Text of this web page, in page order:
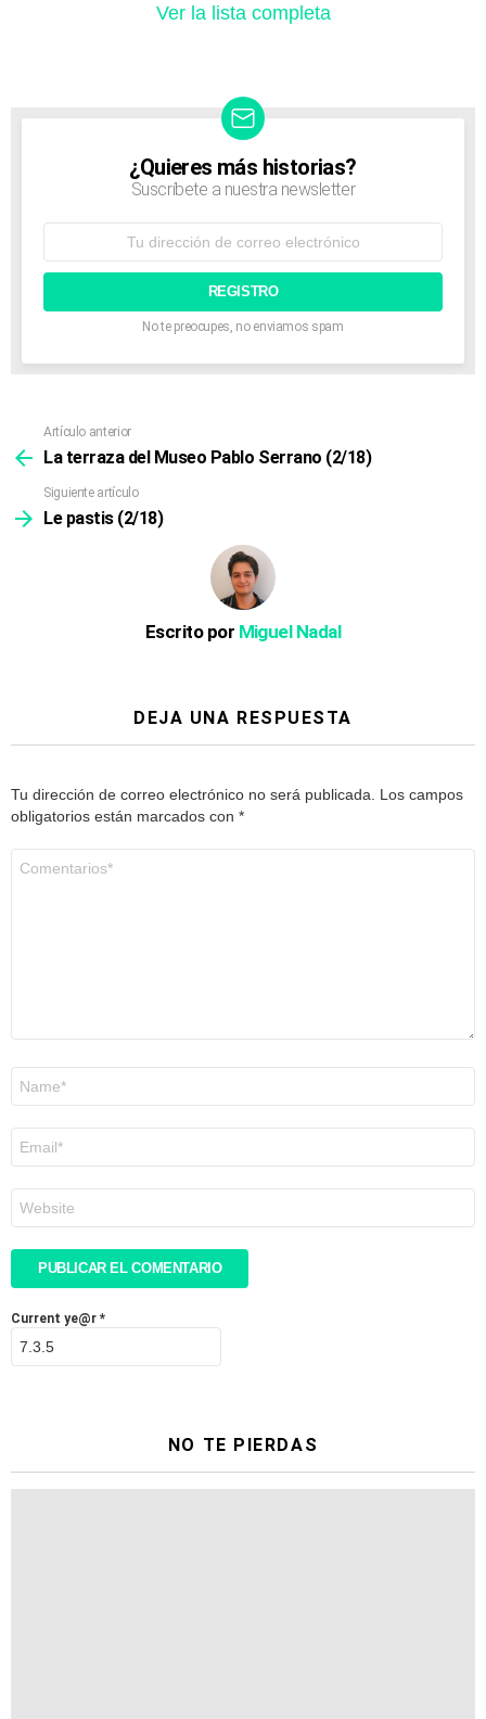
g
Ver la lista completa
NEWSLETTER¿Quieres más historias?
Suscríbete a nuestra newsletter
correo
No te preocupes, no enviamos spam
más
Artículo anterior
La terraza del Museo Pablo Serrano (2/18)
Siguiente artículo
Le pastis (2/18)
Escrito por Miguel Nadal
DEJA UNA RESPUESTA
Tu dirección de correo electrónico no será publicada.
Los campos
obligatorios están marcados con *
electrónico
*
Current ye@r *
NO TE PIERDAS